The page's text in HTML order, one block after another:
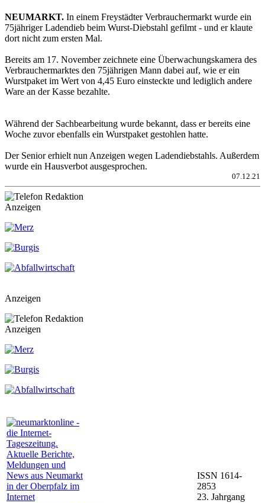
NEUMARKT. In einem Freystädter Verbrauchermarkt wurde ein
75jähriger Ladendieb beim Wurst-Diebstahl gefilmt - und er klaute
dort nicht zum ersten Mal.
Bereits am 17. November zeichnete eine Überwachungskamera des
Verbrauchermarktes den 75jährigen Mann dabei auf, wie er ein
Wurstpaket im Wert von 4,45 Euro einsteckte und lediglich andere
Ware an der Kasse bezahlte.
Während der Sachbearbeitung wurde bekannt, dass er bereits eine
Woche zuvor ebenfalls ein Wurstpaket gestohlen hatte.
Der Senior erhielt nun Anzeigen wegen Ladendiebstahls. Außerdem
wurde ein Hausverbot ausgesprochen.
07.12.21
Anzeigen
Anzeigen
Anzeigen
ISSN 1614-
2853
23. Jahrgang